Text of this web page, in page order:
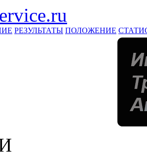
РЕЗУЛЬТАТЫ ПОЛОЖЕНИЕ